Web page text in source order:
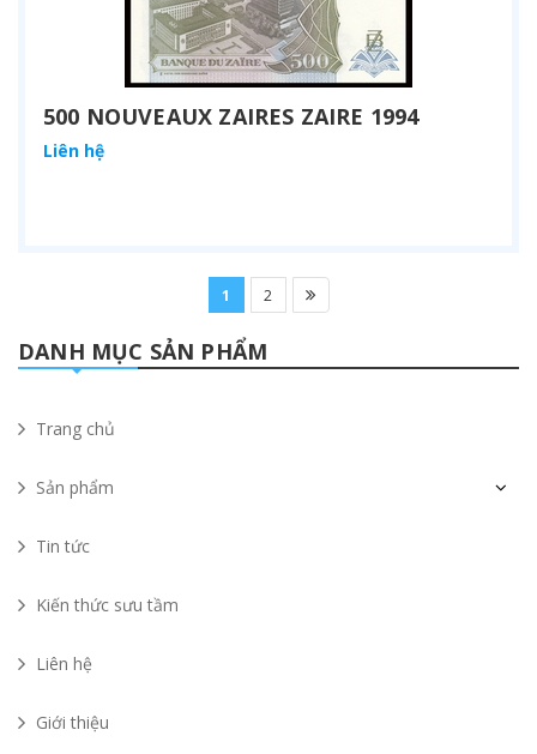
500 NOUVEAUX ZAIRES ZAIRE 1994
Liên hệ
1 2
DANH MỤC SẢN PHẨM
Trang chủ
Sản phẩm
Tin tức
Kiến thức sưu tầm
Liên hệ
Giới thiệu